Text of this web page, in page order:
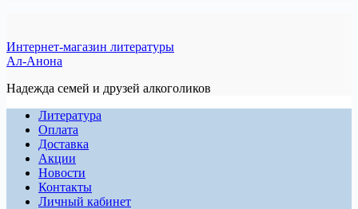
Интернет-магазин литературы
Ал-Анона
Надежда семей и друзей алкоголиков
Литература
Оплата
Доставка
Акции
Новости
Контакты
Личный кабинет